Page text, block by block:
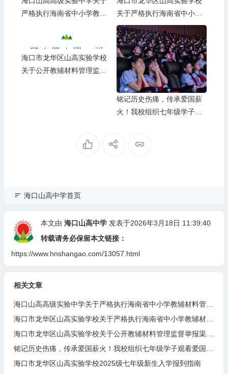
严格执行海南省中小学教辅
关于严格执行海南省中小学
教辅材料管理 “十严禁” 规定
的公告
海口市龙华区山高实验学校
关于公开教辅材料管理监督
铭记历史伤痛，传承爱国薪
火！我校组织七年级学子观
海口山高中学首页
本文由 海口山高中学 发表于2026年3月18日 11:39:40
转载请务必保留本文链接：
https://www.hnshangao.com/13057.html
相关文章
海口市龙华区山高实验学校关于严格执行海南省中小学教辅材料管理 “十严禁” 规定的公告
海口市龙华区山高实验学校关于公开教辅材料管理监督举报渠道的公示
海口市龙华区山高实验学校2025级七年级新生入学报到指南